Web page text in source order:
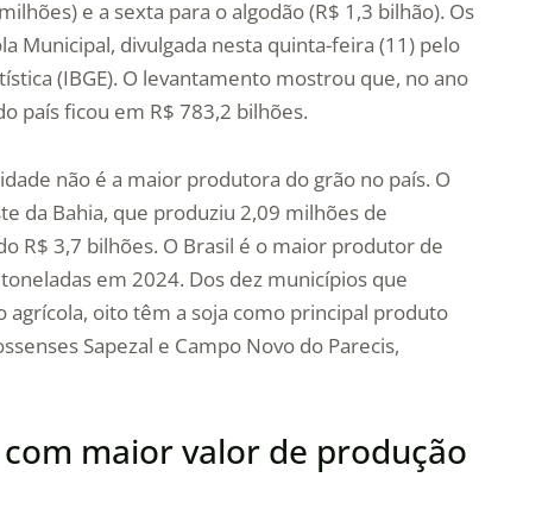
e a sexta para o algodão (R$ 1,3 bilhão). Os
Municipal, divulgada nesta quinta-feira (11) pelo
(IBGE). O levantamento mostrou que, no ano
país ficou em R$ 783,2 bilhões.
não é a maior produtora do grão no país. O
da Bahia, que produziu 2,09 milhões de
R$ 3,7 bilhões. O Brasil é o maior produtor de
em 2024. Dos dez municípios que
oito têm a soja como principal produto
Sapezal e Campo Novo do Parecis,
maior valor de produção